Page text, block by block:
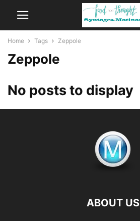
Home Tags Zeppole
Zeppole
No posts to display
ABOUT US